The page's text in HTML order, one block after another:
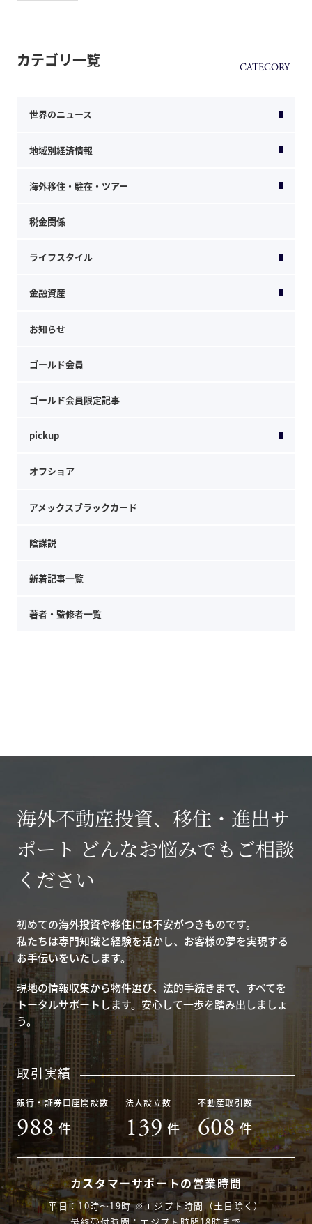
カテゴリ一覧
世界のニュース
地域別経済情報
海外移住・駐在・ツアー
税金関係
ライフスタイル
金融資産
お知らせ
ゴールド会員
ゴールド会員限定記事
pickup
オフショア
アメックスブラックカード
陰謀説
新着記事一覧
著者・監修者一覧
海外不動産投資、移住・進出サ
ポート どんなお悩みでもご相談
ください
初めての海外投資や移住には不安がつきものです。
私たちは専門知識と経験を活かし、お客様の夢を実現する
お手伝いをいたします。
現地の情報収集から物件選び、法的手続きまで、すべてを
トータルサポートします。安心して一歩を踏み出しましょ
う。
取引実績
銀行・証券口座開設数
988 件
法人設立数
139 件
不動産取引数
608 件
カスタマーサポートの営業時間
平日：10時〜19時 ※エジプト時間（土日除く）